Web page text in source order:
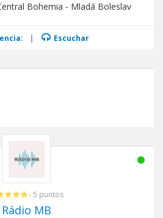
Bohemia - Mladá Boleslav
| Escuchar
- 5 puntos
Rádio MB